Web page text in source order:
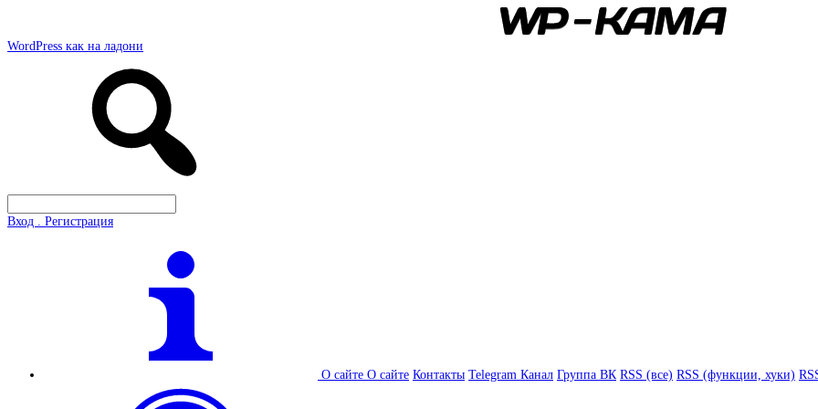
WordPress как на ладони
Вход . Регистрация
О сайте О сайте Контакты Telegram Канал Группа ВК RSS (все) RSS (функции, хуки)